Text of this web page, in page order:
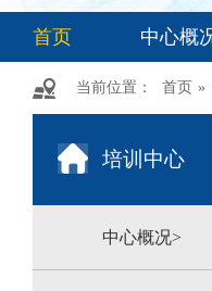
首页 中心概
当前位置： 首页 »
培训中心
中心概况>